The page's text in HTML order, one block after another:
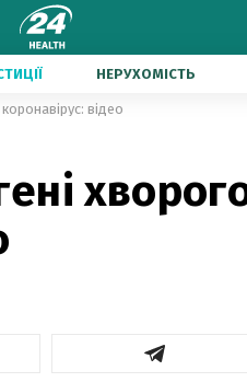
НЕРУХОМІСТЬ
відео